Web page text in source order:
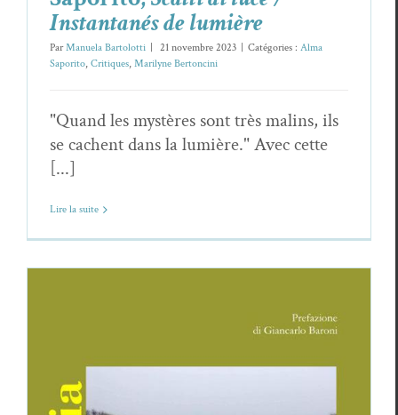
Instantanés de lumière
ParManuela Bartolotti 21 novembre 2023 Catégories : Alma
Saporito, Critiques, Marilyne Bertoncini
"Quand les mystères sont très malins, ils
se cachent dans la lumière." Avec cette
[...]
Lire la suite